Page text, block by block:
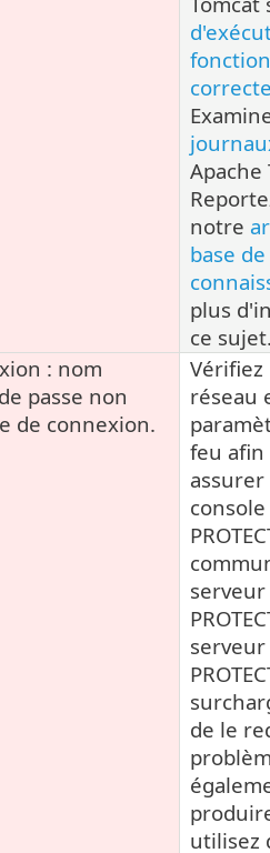
Apache
notre
base de
plus
ce
: nom
passe non
de connexion.
réseau
feu afin
console
serveur
serveur
de le
utilisez